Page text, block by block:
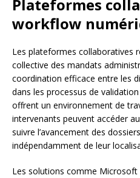
Plateformes
workflow
Les plateformes collaboratives
collective des mandats
coordination efficace entre les
dans les processus de
offrent un environnement de
intervenants peuvent accéder
suivre l’avancement des
indépendamment de leur
Les solutions comme Microsoft